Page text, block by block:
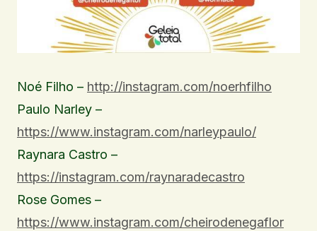
Noé Filho – http://instagram.com/noerhfilho
Paulo Narley –
https://www.instagram.com/narleypaulo/
Raynara Castro –
https://instagram.com/raynaradecastro
Rose Gomes –
https://www.instagram.com/cheirodenegaflor